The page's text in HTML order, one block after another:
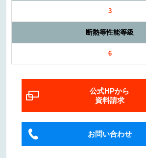
3
断熱等性能等級
6
公式HPから
資料請求
お問い合わせ